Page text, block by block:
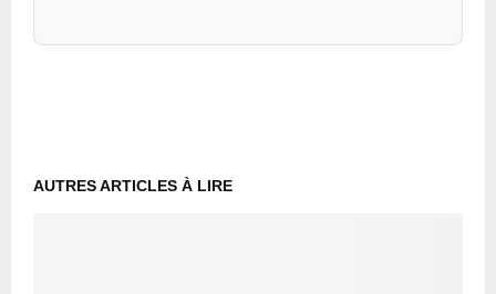
AUTRES ARTICLES À LIRE